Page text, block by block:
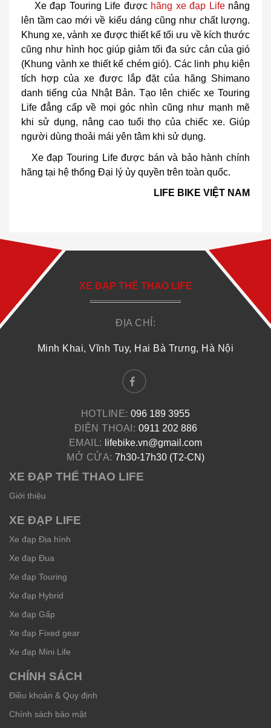
Xe đạp Touring Life được hãng xe đạp Lifenâng
lên tầm cao mới về kiểu dáng cũng như chất lượng.
Khung xe, vành xe được thiết kế tối ưu về kích thước
cũng như hình học giúp giảm tối đa sức cản của gió
(Khung vành xe thiết kế chém gió). Các linh phụ kiện
tích hợp của xe được lắp đặt của hãng Shimano
danh tiếng của Nhật Bản. Tạo lên chiếc xe Touring
Life đẳng cấp về mọi góc nhìn cũng như mạnh mẽ
khi sử dụng, nâng cao tuổi thọ của chiếc xe. Giúp
người dùng thoải mái yên tâm khi sử dụng.
Xe đạp Touring Life được bán và bảo hành chính
hãng tại hệ thống Đại lý ủy quyền trên toàn quốc.
LIFE BIKE VIỆT NAM
XE ĐẠP THỂ THAO LIFE
ĐỊA CHỈ:
Minh Khai, Vĩnh Tuy, Hai Bà Trưng, Hà Nội
HOTLINE:096 189 3955
ĐIỆN THOẠI: 0911 202 886
EMAIL:
lifebike.vn@gmail.com
MỞ CỬA: 7h30-17h30 (T2-CN)
XE ĐẠP THỂ THAO LIFE
Giới thiệu
XE ĐẠP LIFE
Xe đạp Địa hình
Xe đạp Đua
Xe đạp Touring
Xe đạp Hybrid
Xe đạp Gấp
Xe đạp Fixed gear
Xe đạp Mini Life
CHÍNH SÁCH
Điều khoản & Quy định
Chính sách bảo mật